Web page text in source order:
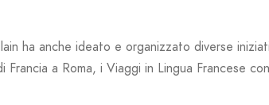
ha anche ideato e organizzato diverse
Francia a Roma, i Viaggi in Lingua Francese